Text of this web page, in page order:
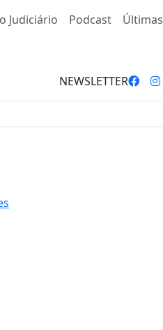
Judiciário Podcast Últimas
NEWSLETTER